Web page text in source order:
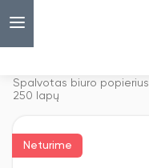
Spalvotas biuro popierius
250 lapų
Neturime